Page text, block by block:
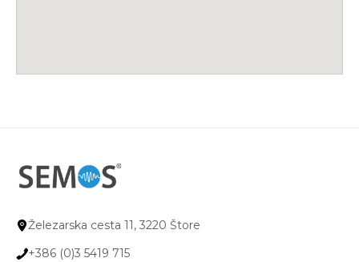
Železarska cesta 11, 3220 Štore
+386 (0)3 5419 715